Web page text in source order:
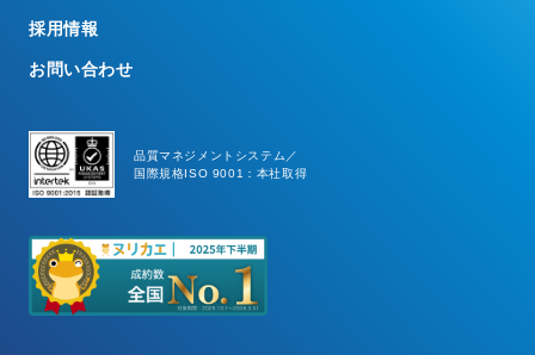
採用情報
お問い合わせ
品質マネジメントシステム／
国際規格ISO 9001：本社取得